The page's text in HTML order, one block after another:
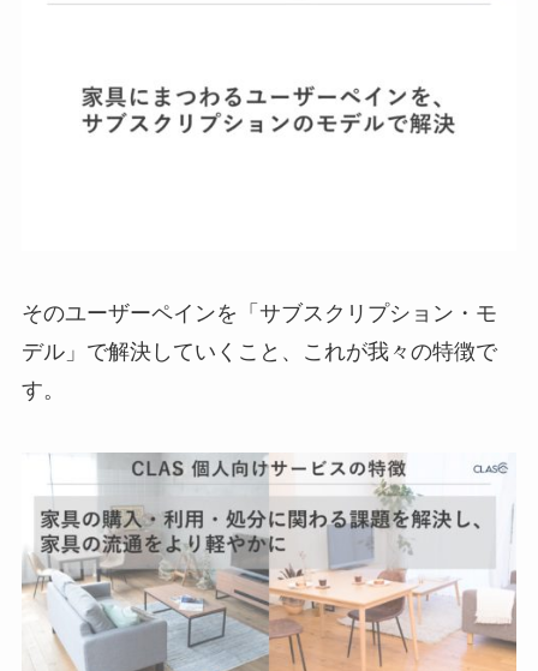
そのユーザーペインを「サブスクリプション・モ
デル」で解決していくこと、これが我々の特徴で
す。